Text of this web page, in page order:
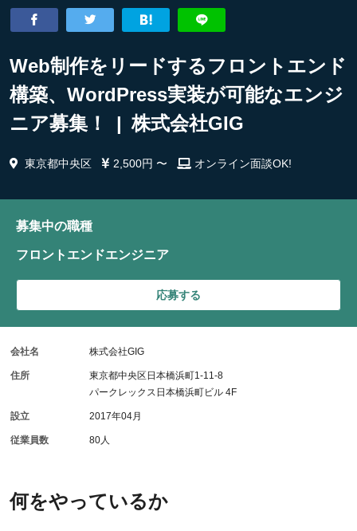
Web制作をリードするフロントエンド
構築、WordPress実装が可能なエンジ
ニア募集！ | 株式会社GIG
東京都中央区 2,500円 〜 オンライン面談OK!
何をやっているか
募集中の職種
フロントエンドエンジニア
応募する
会社名 株式会社GIG
住所
東京都中央区日本橋浜町1-11-8
パークレックス日本橋浜町ビル 4F
設立 2017年04月
従業員数 80人